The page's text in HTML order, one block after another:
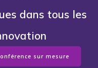
dans tous les
sur mesure